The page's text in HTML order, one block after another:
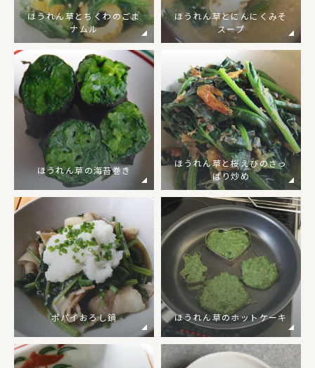
ほうれん草とちくわのごま
ナムル
ほうれん草とにんにくみそ
スープ
ほうれん草の海苔巻き
ほうれん草と桜えびのさっ
ぱり炒め
ポパイおろし鍋 ほうれん草のホットケーキ